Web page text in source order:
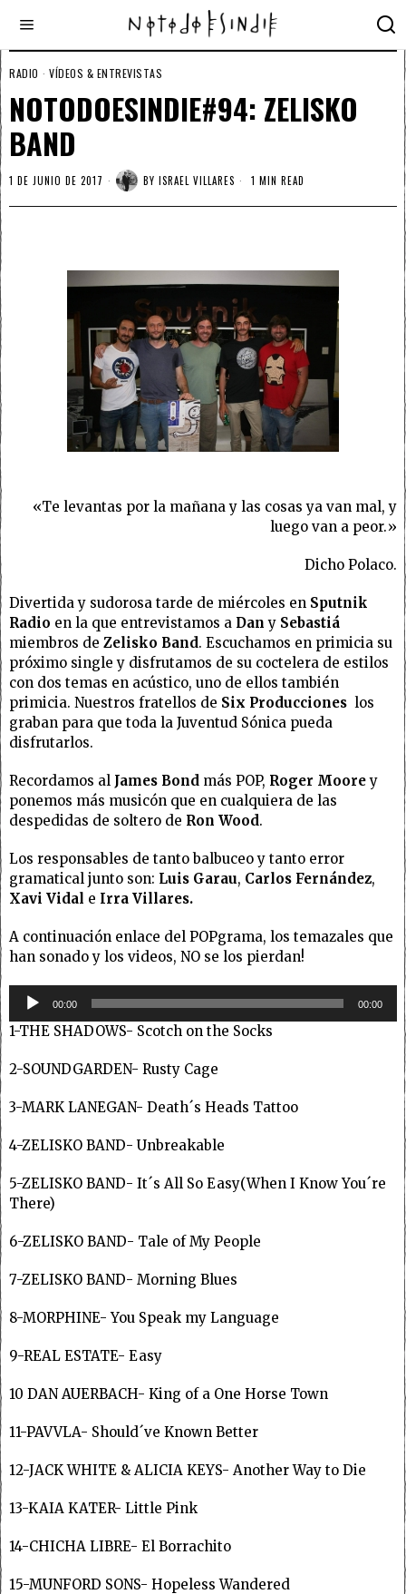
RADIO · VÍDEOS & ENTREVISTAS
NOTODOESINDIE#94: ZELISKO
BAND
1 DE JUNIO DE 2017 BY ISRAEL VILLARES 1 MIN READ
«Te levantas por la mañana y las cosas ya van mal, y
luego van a peor.»
Dicho Polaco.
Divertida y sudorosa tarde de miércoles en Sputnik
Radio en la que entrevistamos a Dan y Sebastiá
miembros de Zelisko Band. Escuchamos en primicia su
próximo single y disfrutamos de su coctelera de estilos
con dos temas en acústico, uno de ellos también
primicia. Nuestros fratellos de Six Producciones los
graban para que toda la Juventud Sónica pueda
disfrutarlos.
Recordamos al James Bond más POP, Roger Moorey
ponemos más musicón que en cualquiera de las
despedidas de soltero de Ron Wood.
Los responsables de tanto balbuceo y tanto error
gramatical junto son: Luis Garau, Carlos Fernández,
Xavi Vidal e Irra Villares.
A continuación enlace del POPgrama, los temazales que
han sonado y los videos, NO se los pierdan!
Reproductor
audio
00:00 00:00
1-THE SHADOWS- Scotch on the Socks
2-SOUNDGARDEN- Rusty Cage
3-MARK LANEGAN- Death´s Heads Tattoo
4-ZELISKO BAND- Unbreakable
5-ZELISKO BAND- It´s All So Easy(When I Know You´re
There)
6-ZELISKO BAND- Tale of My People
7-ZELISKO BAND- Morning Blues
8-MORPHINE- You Speak my Language
9-REAL ESTATE- Easy
10 DAN AUERBACH- King of a One Horse Town
11-PAVVLA- Should´ve Known Better
12-JACK WHITE & ALICIA KEYS- Another Way to Die
13-KAIA KATER- Little Pink
14-CHICHA LIBRE- El Borrachito
15-MUNFORD SONS- Hopeless Wandered